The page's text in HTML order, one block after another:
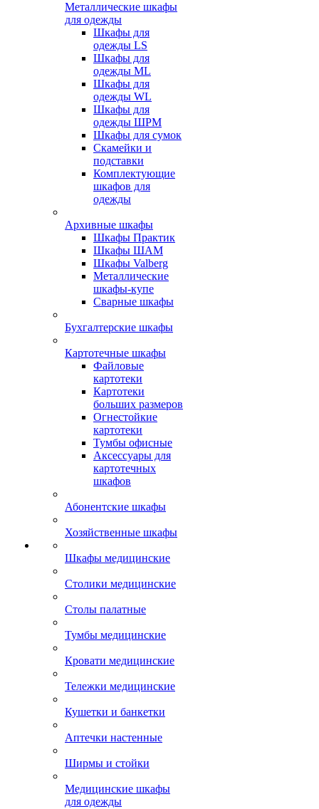
Металлические шкафы
для одежды
Шкафы для
одежды LS
Шкафы для
одежды ML
Шкафы для
одежды WL
Шкафы для
одежды ШРМ
Шкафы для сумок
Скамейки и
подставки
Комплектующие
шкафов для
одежды
Архивные шкафы
Шкафы Практик
Шкафы ШАМ
Шкафы Valberg
Металлические
шкафы-купе
Сварные шкафы
Бухгалтерские шкафы
Картотечные шкафы
Файловые
картотеки
Картотеки
больших размеров
Огнестойкие
картотеки
Тумбы офисные
Аксессуары для
картотечных
шкафов
Абонентские шкафы
Хозяйственные шкафы
Шкафы медицинские
Столики медицинские
Столы палатные
Тумбы медицинские
Кровати медицинские
Тележки медицинские
Кушетки и банкетки
Аптечки настенные
Ширмы и стойки
Медицинские шкафы
для одежды